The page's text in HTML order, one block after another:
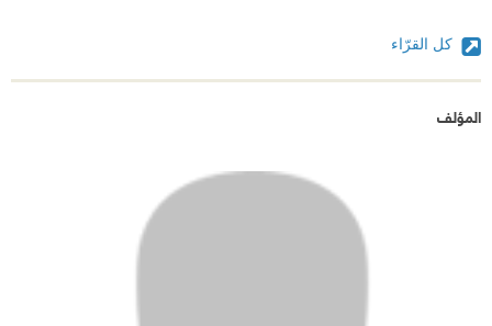
كل القرّاء
المؤلف